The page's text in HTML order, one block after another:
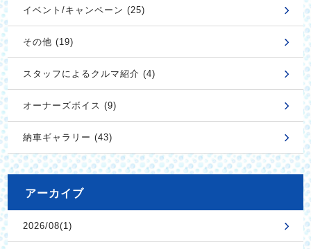
イベント/キャンペーン (25)
その他 (19)
スタッフによるクルマ紹介 (4)
オーナーズボイス (9)
納車ギャラリー (43)
アーカイブ
2026/08(1)